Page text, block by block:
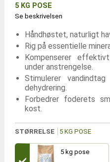
5 KG POSE
Se beskrivelsen
Håndhøstet, naturligt
Rig på essentielle
Kompenserer
under anstrengelse.
Stimulerer
dehydrering.
Forbedrer foderets
kost.
STØRRELSE 5 KG POSE
5 kg pose